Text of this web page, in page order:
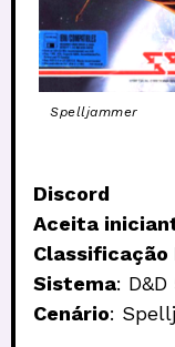
Spelljammer
Discord
Aceita
Classificação
Sistema: D&D
Cenário: